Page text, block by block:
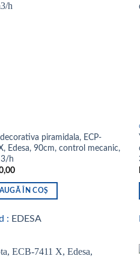
piramidala, ECP-
Edesa, 90cm, control mecanic,
h
ÎN COȘ
: EDESA